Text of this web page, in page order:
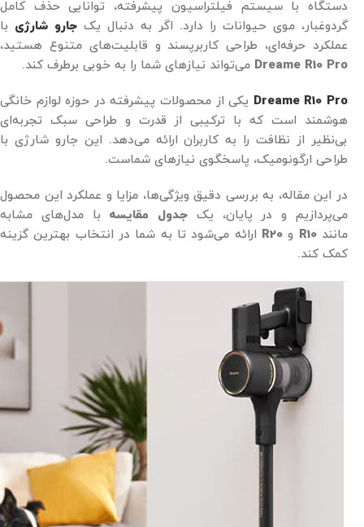
دستگاه با سیستم فیلتراسیون پیشرفته، توانایی حذف کامل
گردوغبار، موی حیوانات را دارد. اگر به دنبال یک جارو شارژی با
عملکرد حرفه‌ای، طراحی کاربرپسند و قابلیت‌های متنوع هستید،
Dreame R10 Pro می‌تواند نیازهای شما را به خوبی برطرف کند.
Dreame R10 Pro یکی از محصولات پیشرفته در حوزه لوازم خانگی
هوشمند است که با ترکیبی از قدرت و طراحی سبک تجربه‌ای
بی‌نظیر از نظافت را به کاربران ارائه می‌دهد. این جارو شارژی با
طراحی ارگونومیک، پاسخگوی نیازهای شماست.
در این مقاله، به بررسی دقیق ویژگی‌ها، مزایا و عملکرد این محصول
می‌پردازیم و در پایان، یک جدول مقایسه با مدل‌های مشابه
مانندR10 و R20 ارائه می‌شود تا به شما در انتخاب بهترین گزینه
کمک کند.